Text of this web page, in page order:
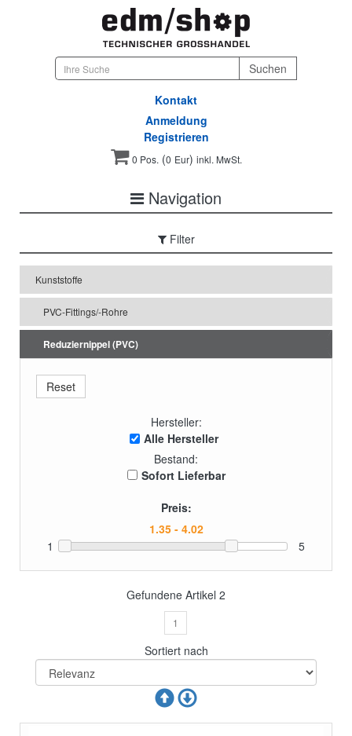
Kontakt
Anmeldung
Registrieren
0 Pos.(0 Eur) inkl. MwSt.
Navigation
Filter
Kunststoffe
PVC-Fittings/-Rohre
Reduziernippel (PVC)
Hersteller:
Alle Hersteller
Bestand:
Sofort Lieferbar
Preis:
1 5
Gefundene Artikel 2
1
Sortiert nach